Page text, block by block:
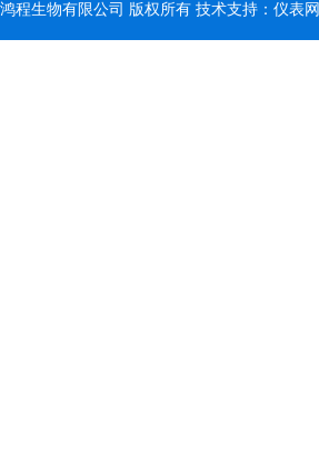
程生物有限公司 版权所有 技术支持： 仪表网